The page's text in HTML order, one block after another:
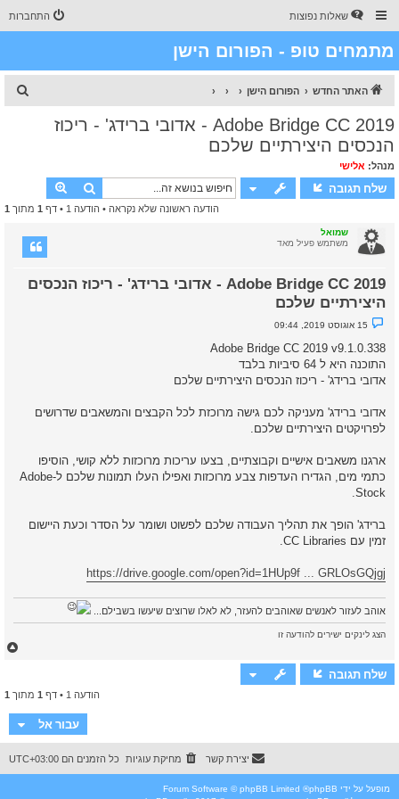
שאלות נפוצות התחברות
מתמחים טופ - הפורום הישן
האתר החדש הפורום הישן
Adobe Bridge CC 2019 - אדובי ברידג' - ריכוז
הנכסים היצירתיים שלכם
מנהל: אלישי
שלח תגובה חיפוש
הודעה ראשונה שלא נקראה • הודעה 1 • דף 1 מתוך 1
שמואל
משתמש פעיל מאד
Adobe Bridge CC 2019 - אדובי ברידג' - ריכוז הנכסים
היצירתיים שלכם
ש
א
ש
א
ר
א
15 אוגוסט 2019, 09:44
Adobe Bridge CC 2019 v9.1.0.338
התוכנה היא ל 64 סיביות בלבד
אדובי ברידג' - ריכוז הנכסים היצירתיים שלכם
אדובי ברידג' מעניקה לכם גישה מרוכזת לכל הקבצים והמשאבים שדרושים
לפרויקטים היצירתיים שלכם.
ארגנו משאבים אישיים וקבוצתיים, בצעו עריכות מרוכזות ללא קושי, הוסיפו
כתמי מים, הגדירו העדפות צבע מרוכזות ואפילו העלו תמונות שלכם ל-Adobe
Stock.
‏ברידג' הופך את תהליך העבודה שלכם לפשוט ושומר על הסדר וכעת היישום
זמין עם CC Libraries.
https://drive.google.com/open?id=1HUp9f ... GRLOsGQjgj
אוהב לעזור לאנשים שאוהבים להעזר, לא לאלו שרוצים שיעשו בשבילם...
הצג לינקים ישירים להודעה זו
ל
שלח תגובה
הודעה 1 • דף 1 מתוך 1
עבור אל
כל הזמנים הם UTC+03:00 מחיקת עוגיות יצירת קשר
מופעל על ידי phpBB
® Forum Software © phpBB Limited